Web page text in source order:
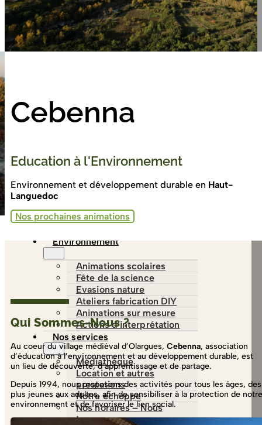
Médiathèque
Location et autres prestations
Notre échoppe
Nos horaires – Nous trouver
Nos animations
Environnement
Animations scolaires
Fête de la science
Evasions nature
Ateliers fabrication DIY
Animations sur mesure
Actions d’interprétation
Nos services
Médiathèque
Location et autres
prestations
Notre échoppe
Nos horaires – Nous
trouver
Cebenna
Education à l'Environnement
Environnement et développement durable en Haut-
Languedoc
Nos prochaines animations
Qui Sommes-Nous ?
Au coeur du village médiéval d’Olargues, Cebenna, association
d’éducation à l’environnement et au développement durable, est
un lieu de découverte, d’apprentissage et de partage.
Depuis 1994, nous proposons des activités pour tous les âges, des
plus jeunes aux adultes, afin de sensibiliser à la protection de notre
environnement et de favoriser le lien social.